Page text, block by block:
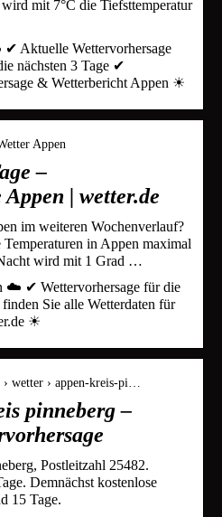
mit 7°C die Tiefsttemperatur
Aktuelle Wettervorhersage
nächsten 3 Tage ✔
& Wetterbericht Appen ☀
Appen
–
| wetter.de
im weiteren Wochenverlauf?
in Appen maximal
wird mit 1 Grad …
☁️ ✔ Wettervorhersage für die
Sie alle Wetterdaten für
☀
wetter › appen-kreis-pi…
pinneberg –
Postleitzahl 25482.
Demnächst kostenlose
15 Tage.